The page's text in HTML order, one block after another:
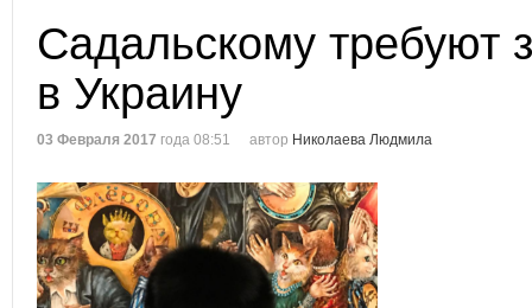
Садальскому требуют
в Украину
03 Февраля 2017 года 08:51 автор Николаева Людмила